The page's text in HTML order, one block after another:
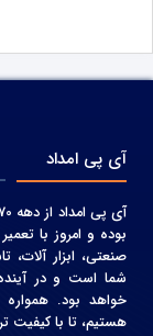
آی پی امداد
بوده و امروز با
صنعتی، ابزار
شما است و در
خواهد بود. همواره
هستیم، تا با کیفیت